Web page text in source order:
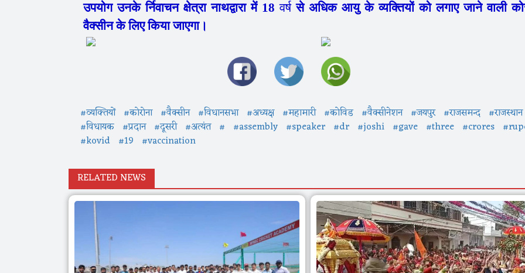
उपयोग उनके र्निवाचन क्षेत्रा नाथद्वारा में 18वर्षसे अधिक आयु के व्यक्तियों को लगाए जाने वाली
वैक्सीन के लिए किया जाएगा।
#व्यक्तियों #कोरोना #वैक्सीन #विधानसभा #अध्यक्ष #महामारी #कोविड #वैक्सीनेशन #जयपुर #राजसमन्द #राजस्थान
#विधायक #प्रदान #दूसरी #अत्यंत # #assembly #speaker #dr #joshi #gave #three #crores
#kovid #19 #vaccination
RELATED NEWS